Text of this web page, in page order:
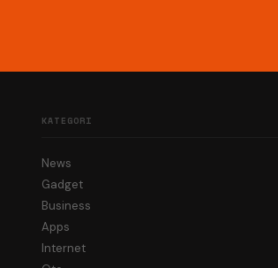
KATEGORI
News
Gadget
Business
Apps
Internet